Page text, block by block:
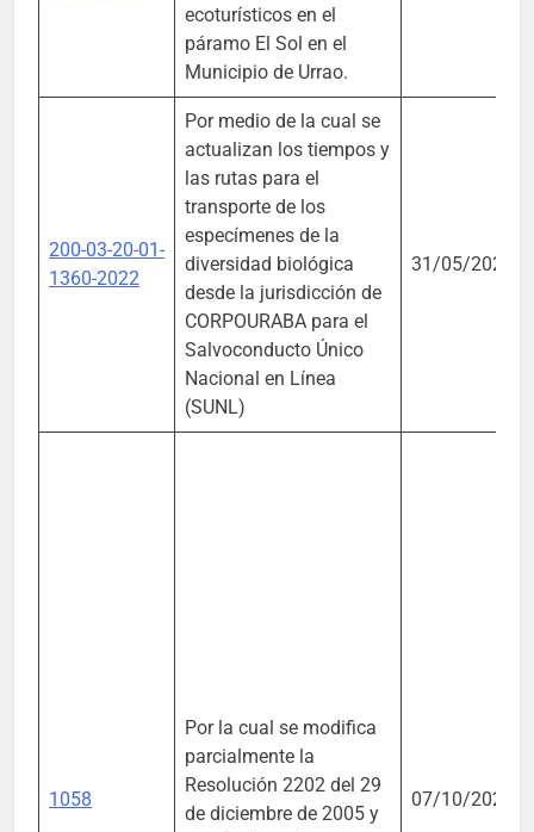
ecoturísticos en el
páramo El Sol en el
Municipio de Urrao.
200-03-20-01-
1360-2022
Por medio de la cual se
actualizan los tiempos y
las rutas para el
transporte de los
especímenes de la
diversidad biológica
desde la jurisdicción de
CORPOURABA para el
Salvoconducto Único
Nacional en Línea
(SUNL)
31/05/2022
1058
Por la cual se modifica
parcialmente la
Resolución 2202 del 29
de diciembre de 2005 y
07/10/2021